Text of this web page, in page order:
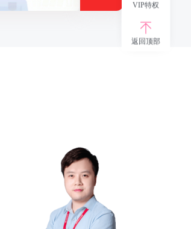
VIP特权
返回顶部